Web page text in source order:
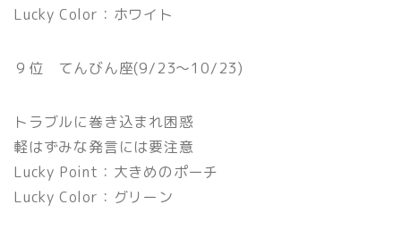
Lucky Color：ホワイト
９位 てんびん座(9/23〜10/23)
トラブルに巻き込まれ困惑
軽はずみな発言には要注意
Lucky Point：大きめのポーチ
Lucky Color：グリーン